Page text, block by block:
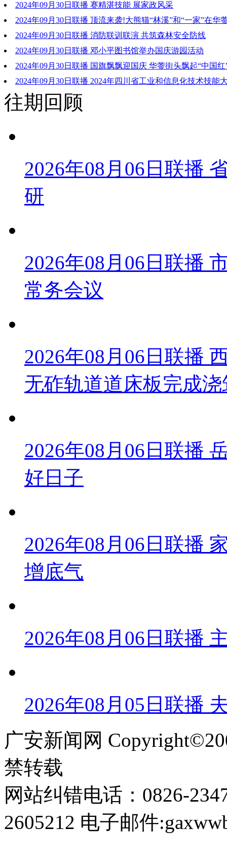
2024年09月30日联播 赛精湛技能 展家政风采
2024年09月30日联播 顶流来袭!大熊猫“林溪”和“一家”在华
2024年09月30日联播 消防联训联演 共筑森林安全防线
2024年09月30日联播 邓小平图书馆举办国庆游园活动
2024年09月30日联播 国旗飘飘迎国庆 华蓥街头飘起“中国红
2024年09月30日联播 2024年四川省工业和信息化技术技能
举行
往期回顾
2026年08月06日联播
研
2026年08月06日联播
常务会议
2026年08月06日联播
无砟轨道道床板完成浇
2026年08月06日联播
好日子
2026年08月06日联播
增底气
2026年08月06日联播
2026年08月05日联播
广安新闻网
禁转载
网站纠错电话：0826-
2605212 电子邮件